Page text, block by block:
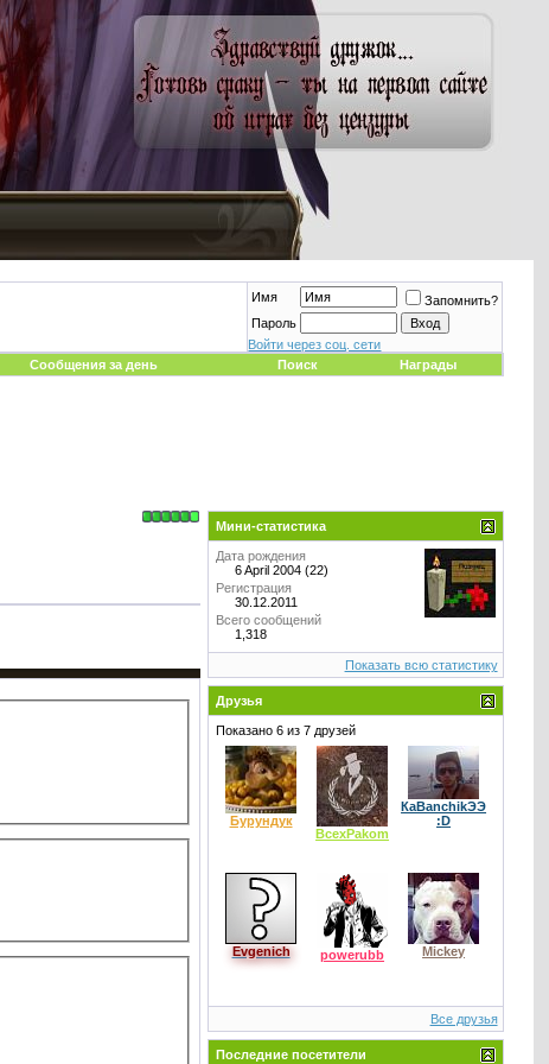
Имя
Запомнить?
Пароль
Войти через соц. сети
Сообщения за день Поиск Награды
Мини-статистика
Дата рождения
6 April 2004 (22)
Регистрация
30.12.2011
Всего сообщений
1,318
Показать всю статистику
Друзья
Показано 6 из 7 друзей
Бурундук
BcexPakom
КаВаnchikЭЭ
:D
Evgenich powerubb Mickey
Все друзья
Последние посетители